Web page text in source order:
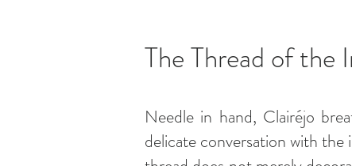
The Thread of the
Needle in hand, Clairéjo
delicate conversation with